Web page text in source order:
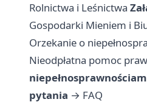
Rolnictwa i Leśnictwa
Gospodarki Mieniem i
Orzekanie o
Nieodpłatna pomoc
pytania → FAQ